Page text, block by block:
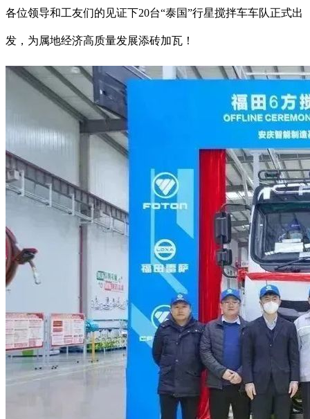
各位领导和工友们的见证下20台“泰国”行星搅拌车车队正式出
发，为属地经济高质量发展添砖加瓦！